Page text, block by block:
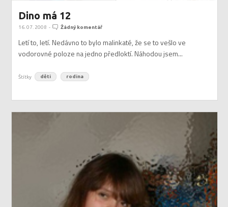
Dino má 12
16. 07. 2008 - Žádný komentář
Letí to, letí. Nedávno to bylo malinkaté, že se to vešlo ve
vodorovné poloze na jedno předloktí. Náhodou jsem...
Štítky děti rodina